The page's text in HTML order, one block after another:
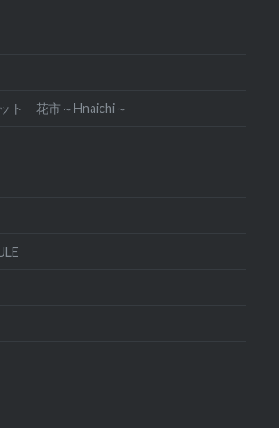
ト 花市～Hnaichi～